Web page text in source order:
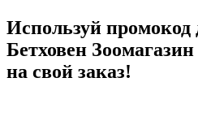
Используй промокод
Бетховен
на свой заказ!